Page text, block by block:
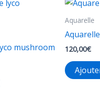
mushroom
Aquarelle
120,00€